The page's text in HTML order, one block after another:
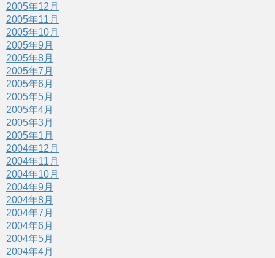
2005年12月
2005年11月
2005年10月
2005年9月
2005年8月
2005年7月
2005年6月
2005年5月
2005年4月
2005年3月
2005年1月
2004年12月
2004年11月
2004年10月
2004年9月
2004年8月
2004年7月
2004年6月
2004年5月
2004年4月